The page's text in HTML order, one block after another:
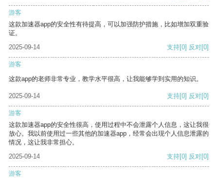
游客
这款加速器app的安全性有待提高，可以加强防护措施，比如增加双重验
证。
2025-09-14
支持[0] 反对[0]
游客
这款app的老师非常专业，教学水平很高，让我能够学到实用的知识。
2025-09-14 支持[0] 反对[0]
游客
这款加速器app的安全性很高，使用过程中不会泄露个人信息，这让我很
放心。我以前使用过一些其他的加速器app，经常会出现个人信息泄露的
情况，这让我非常担心。
2025-09-14
支持[0] 反对[0]
游客